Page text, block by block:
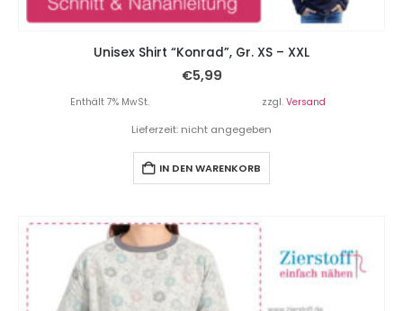
Unisex Shirt “Konrad”, Gr. XS – XXL
€5,99
Enthält 7% MwSt. zzgl. Versand
Lieferzeit: nicht angegeben
IN DEN WARENKORB